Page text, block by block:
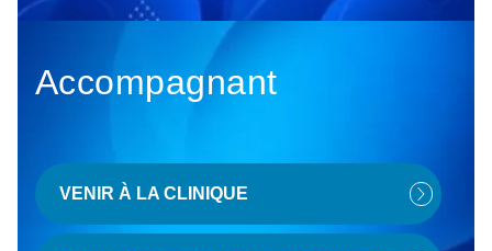
Accompagnant
VENIR À LA CLINIQUE